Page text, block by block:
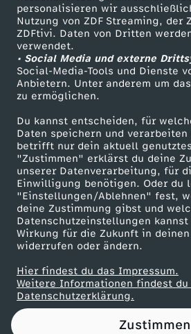
personalisieren wir
Nutzung von ZDF Streaming, der
ZDFtivi. Daten von Dritten
verwendet.
• Social Media und externe
Social-Media-Tools und Dienste
Anbietern. Unter anderem um
zu ermöglichen.
Du kannst entscheiden, für
Daten speichern und verarbeiten
betrifft nur dein aktuell
"Zustimmen" erklärst du deine
unserer Datenverarbeitung, für
Einwilligung benötigen. Oder du
"Einstellungen/Ablehnen" fest,
deine Zustimmung gibst und
Datenschutzeinstellungen
Wirkung für die Zukunft in
widerrufen oder ändern.
Hier findest du das Impressum.
Weitere Informationen findest
Datenschutzerklärung.
Zustimmen
2
0
2
4
z
u
r
I
T
-
ZDF Unternehmen
Karriere
ZDF goes Schule
Werbefernsehen
Mainzelmännchen
Partner